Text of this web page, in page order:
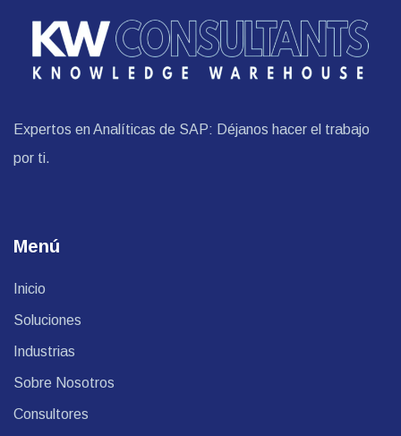
Expertos en Analíticas de SAP: Déjanos hacer el trabajo
por ti.
Menú
Inicio
Soluciones
Industrias
Sobre Nosotros
Consultores